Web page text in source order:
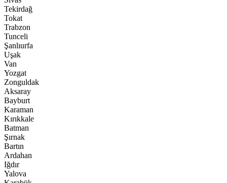
Tekirdağ
Tokat
Trabzon
Tunceli
Şanlıurfa
Uşak
Van
Yozgat
Zonguldak
Aksaray
Bayburt
Karaman
Kırıkkale
Batman
Şırnak
Bartın
Ardahan
Iğdır
Yalova